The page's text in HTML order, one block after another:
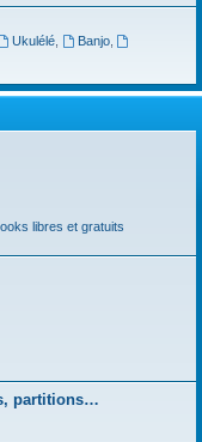
Ukulélé, Banjo,
libres et gratuits
partitions…